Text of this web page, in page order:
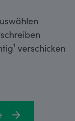
verschicken